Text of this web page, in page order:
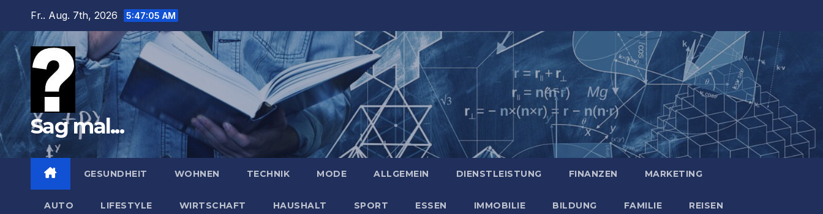
springen
Fr.. Aug. 7th, 2026 5:47:06 AM
Sag mal...
GESUNDHEIT WOHNEN TECHNIK MODE ALLGEMEIN DIENSTLEISTUNG FINANZEN MARKETING
AUTO LIFESTYLE WIRTSCHAFT HAUSHALT SPORT ESSEN IMMOBILIE BILDUNG FAMILIE REISEN